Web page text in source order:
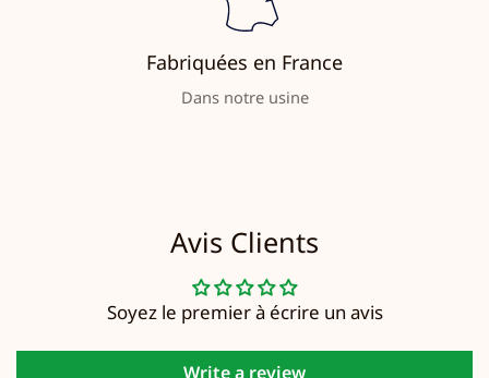
Fabriquées en France
Dans notre usine
Avis Clients
Soyez le premier à écrire un avis
Write a review